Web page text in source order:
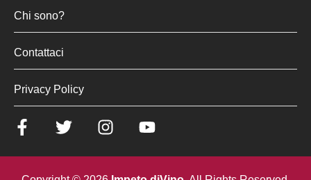
Chi sono?
Contattaci
Privacy Policy